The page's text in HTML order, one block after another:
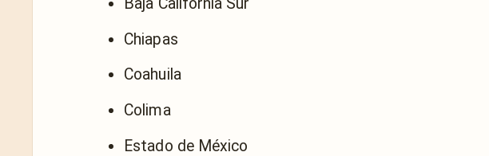
Chiapas
Coahuila
Colima
Estado de México